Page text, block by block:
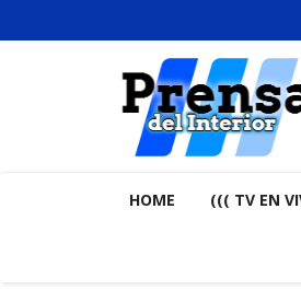
HOME ((( TV EN